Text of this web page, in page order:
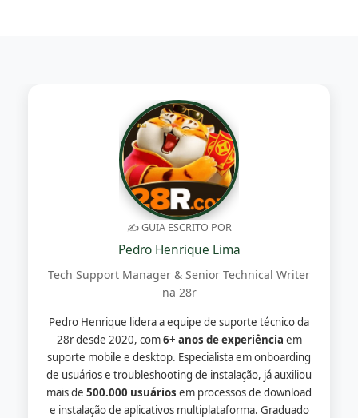
✍️ GUIA ESCRITO POR
Pedro Henrique Lima
Tech Support Manager & Senior Technical Writer
na 28r
Pedro Henrique lidera a equipe de suporte técnico da
28r desde 2020, com6+ anos de experiência em
suporte mobile e desktop. Especialista em onboarding
de usuários e troubleshooting de instalação, já auxiliou
mais de 500.000 usuários em processos de download
e instalação de aplicativos multiplataforma. Graduado